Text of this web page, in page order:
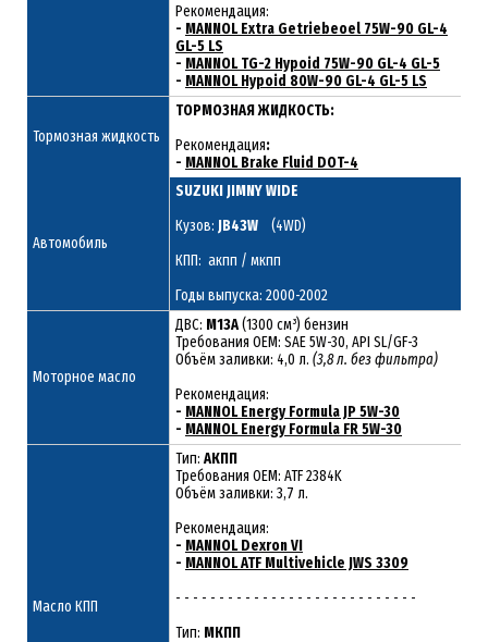
Рекомендация:
- MANNOL Extra Getriebeoel 75W-90 GL-4
GL-5 LS
- MANNOL TG-2 Hypoid 75W-90 GL-4 GL-5
- MANNOL Hypoid 80W-90 GL-4 GL-5 LS
Тормозная жидкость
ТОРМОЗНАЯ ЖИДКОСТЬ:
Рекомендация:
- MANNOL Brake Fluid DOT-4
Автомобиль
SUZUKI JIMNY WIDE
Кузов: JB43W
(4WD)
КПП: акпп / мкпп
Годы выпуска: 2000-2002
Моторное масло
ДВС: M13A(1300 см³) бензин
Требования ОЕМ: SAE 5W-30, API SL/GF-3
Объём заливки: 4,0 л. (3,8 л. без фильтра)
Рекомендация:
- MANNOL Energy Formula JP 5W-30
- MANNOL Energy Formula FR 5W-30
Масло КПП
Тип: АКПП
Требования OEM: ATF 2384K
Объём заливки: 3,7 л.
Рекомендация:
- MANNOL Dexron VI
- MANNOL ATF Multivehicle JWS 3309
- - - - - - - - - - - - - - - - - - - - - - - - - - - -
Тип: МКПП